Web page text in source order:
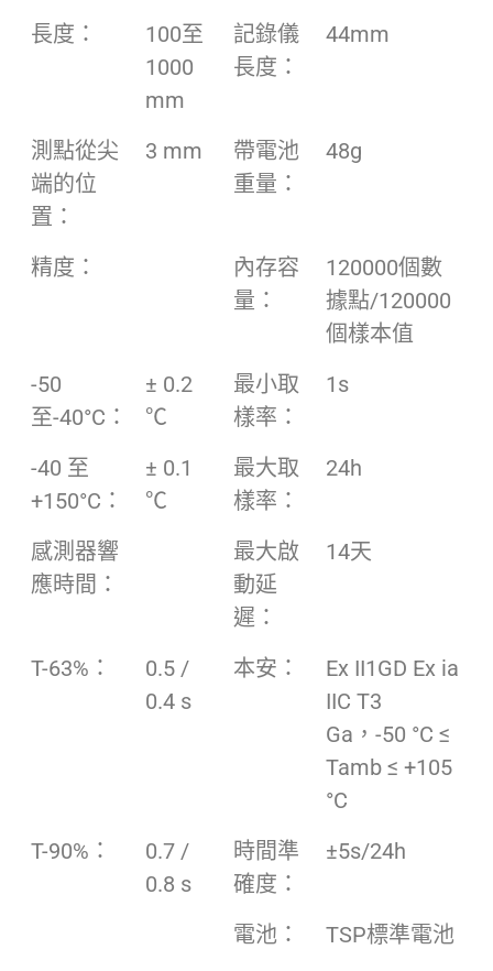
長度：
100至
1000
mm
記錄儀
長度：
44mm
測點從尖
端的位
置：
3 mm
帶電池
重量：
48g
精度：
內存容
量：
120000個數
據點/120000
個樣本值
-50
至-40°C：
± 0.2
℃
最小取
樣率：
1s
-40 至
+150°C：
± 0.1
℃
最大取
樣率：
24h
感測器響
應時間：
最大啟
動延
遲：
14天
T-63%：
0.5 /
0.4 s
本安：
Ex II1GD Ex ia
IIC T3
Ga，-50 °C ≤
Tamb ≤ +105
°C
T-90%：
0.7 /
0.8 s
時間準
確度：
±5s/24h
電池：
TSP標準電池